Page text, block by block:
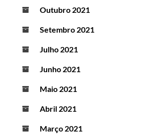
Outubro 2021
Setembro 2021
Julho 2021
Junho 2021
Maio 2021
Abril 2021
Março 2021